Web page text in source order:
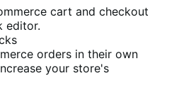
cart and checkout
editor.
orders in their own
your store's